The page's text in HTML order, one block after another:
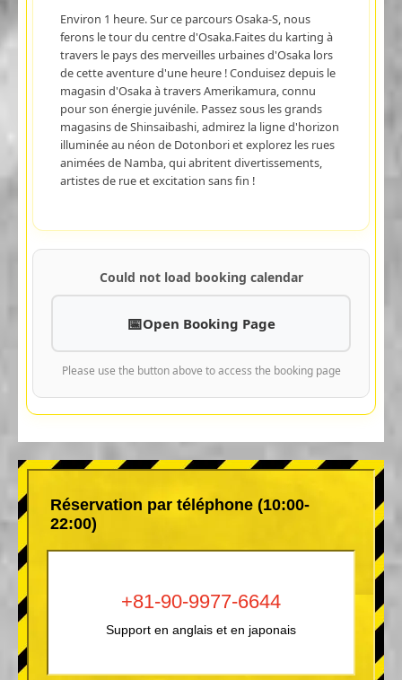
Environ 1 heure. Sur ce parcours Osaka-S, nous
ferons le tour du centre d'Osaka.Faites du karting à
travers le pays des merveilles urbaines d'Osaka lors
de cette aventure d'une heure ! Conduisez depuis le
magasin d'Osaka à travers Amerikamura, connu
pour son énergie juvénile. Passez sous les grands
magasins de Shinsaibashi, admirez la ligne d'horizon
illuminée au néon de Dotonbori et explorez les rues
animées de Namba, qui abritent divertissements,
artistes de rue et excitation sans fin !
Could not load booking calendar
Open Booking Page
Please use the button above to access the booking page
Réservation par téléphone (10:00-
22:00)
+81-90-9977-6644
Support en anglais et en japonais